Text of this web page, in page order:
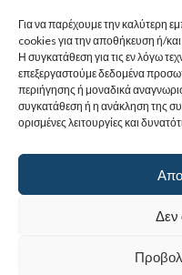
Για να παρέχουμε την καλύτερη
cookies για την αποθήκευση ή/
Η συγκατάθεση για τις εν λόγω
επεξεργαστούμε δεδομένα
περιήγησης ή μοναδικά
συγκατάθεση ή η ανάκληση της
ορισμένες λειτουργίες και
Δεν
Χρήσιμα Έγγραφα
Sitemap
Στοιχεία Επικοινωνίας